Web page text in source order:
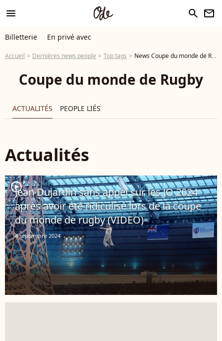
menu search newsletter
Billetterie En privé avec
Accueil Dernières news people Top tags News Coupe du monde de Rugby
Coupe du monde de Rugby
ACTUALITÉS PEOPLE LIÉS
Actualités
player2
Jean Dujardin sans appel sur les JO 2024
après avoir été ridiculisé lors de la coupe
du monde de rugby (VIDEO)
4 septembre 2024